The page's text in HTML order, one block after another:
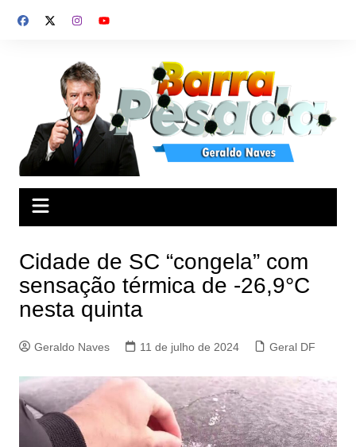
para
Cidade de SC “congela” com
sensação térmica de -26,9°C
nesta quinta
Geraldo Naves 11 de julho de 2024 Geral DF